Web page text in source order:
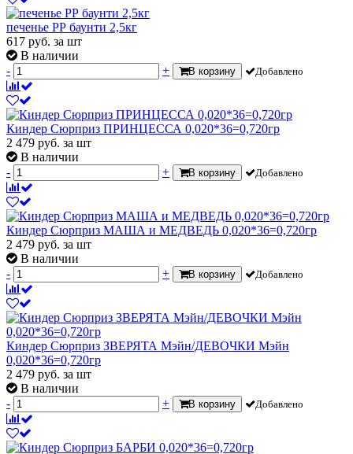
печенье РР баунти 2,5кг
617 руб. за шт
В наличии
-
+ В корзину Добавлено
Киндер Сюрприз ПРИНЦЕССА 0,020*36=0,720гр
2 479 руб. за шт
В наличии
-
+ В корзину Добавлено
Киндер Сюрприз МАША и МЕДВЕДЬ 0,020*36=0,720гр
2 479 руб. за шт
В наличии
-
+ В корзину Добавлено
Киндер Сюрприз ЗВЕРЯТА Мэйн/ДЕВОЧКИ Мэйн
0,020*36=0,720гр
2 479 руб. за шт
В наличии
-
+ В корзину Добавлено